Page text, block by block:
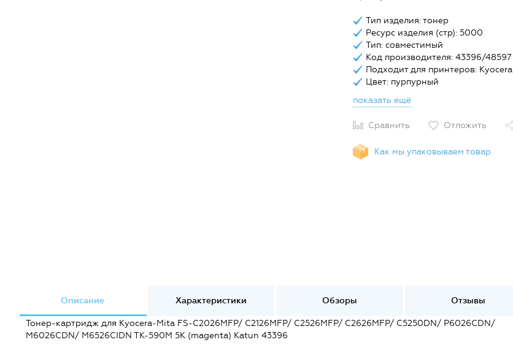
Тип изделия: тонер
Ресурс изделия (стр): 5000
Тип: совместимый
Код производителя: 43396/48597
Подходит для принтеров: Kyocera
Цвет: пурпурный
показать ещё
Сравнить Отложить
Как мы упаковываем товар
Описание Характеристики Обзоры Отзывы
Тонер-картридж для Kyocera-Mita FS-C2026MFP/ C2126MFP/ C2526MFP/ C2626MFP/ C5250DN/ P6026CDN/
M6026CDN/ M6526CIDN TK-590M 5K (magenta) Katun 43396